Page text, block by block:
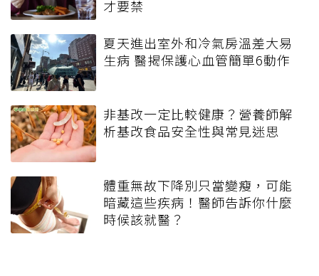
才要禁
夏天進出室外和冷氣房溫差大易
生病 醫揭保護心血管簡單6動作
非基改一定比較健康？營養師解
析基改食品安全性與常見迷思
體重無故下降別只當變瘦，可能
暗藏這些疾病！醫師告訴你什麼
時候該就醫？